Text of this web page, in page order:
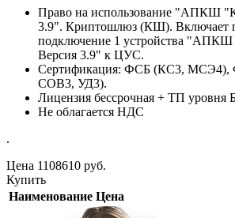
Право на использование "АПКШ
3.9". Криптошлюз (КШ). Включает
подключение 1 устройства "АПКШ
Версия 3.9" к ЦУС.
Сертификация: ФСБ (КС3,
СОВ3, УД3).
Лицензия бессрочная + ТП уровня
Не облагается НДС
.
Цена 1108610 руб.
Купить
Наименование Цена